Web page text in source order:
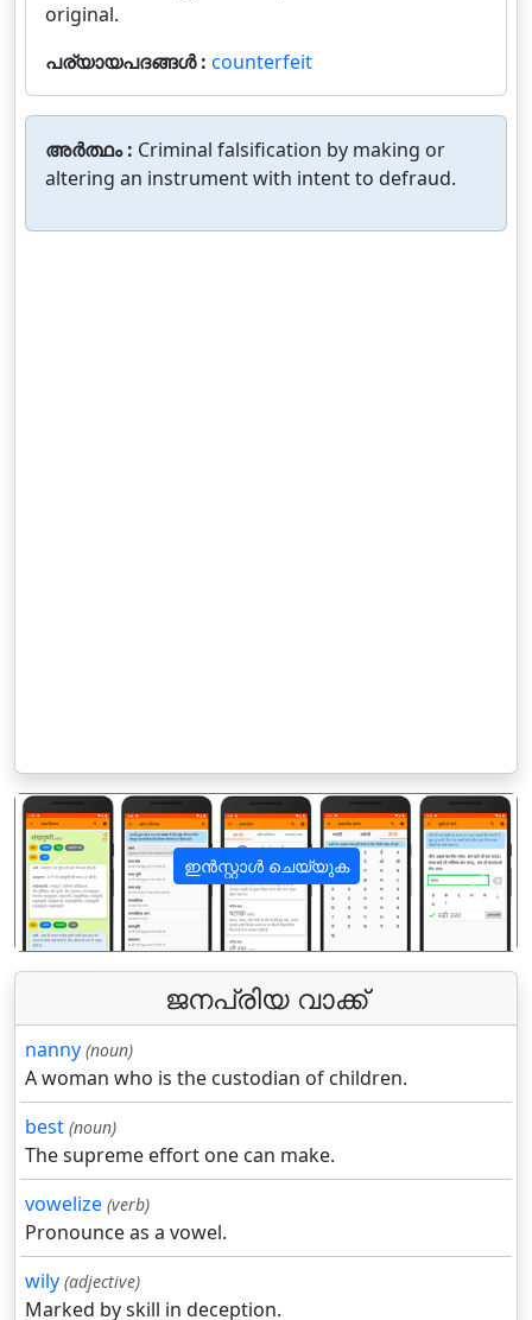
original.
പര്യായപദങ്ങൾ : counterfeit
അർത്ഥം : Criminal falsification by making or
altering an instrument with intent to defraud.
ഇൻസ്റ്റാൾ ചെയ്യുക
पिछला अगला
ജനപ്രിയ വാക്ക്
nanny (noun)
A woman who is the custodian of children.
best (noun)
The supreme effort one can make.
vowelize (verb)
Pronounce as a vowel.
wily (adjective)
Marked by skill in deception.